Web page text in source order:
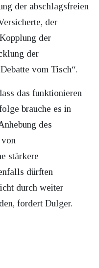
der abschlagsfreien
der
der
der
vom Tisch“.
das funktionieren
brauche es in
des
stärkere
dürften
durch weiter
fordert Dulger.